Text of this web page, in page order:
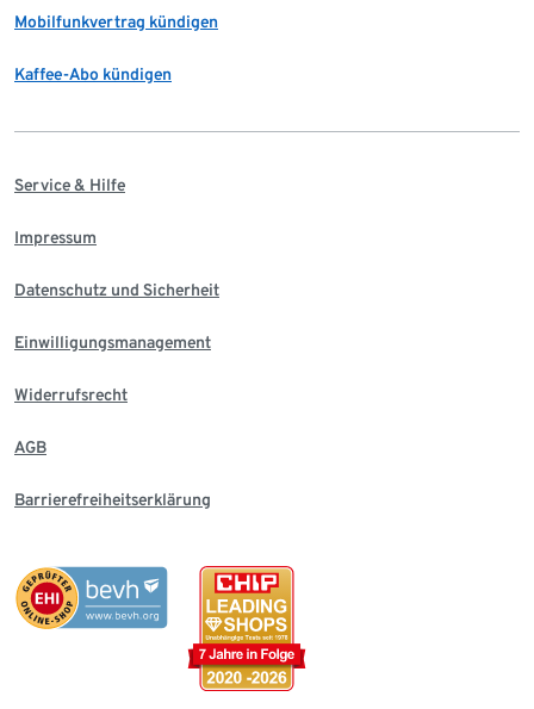
Mobilfunkvertrag kündigen
Kaffee-Abo kündigen
Service & Hilfe
Impressum
Datenschutz und Sicherheit
Einwilligungsmanagement
Widerrufsrecht
AGB
Barrierefreiheitserklärung